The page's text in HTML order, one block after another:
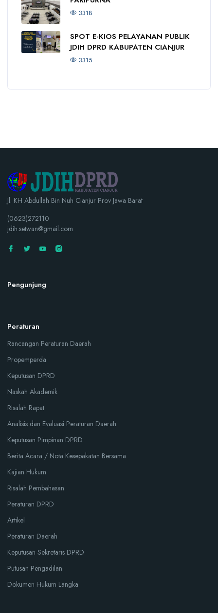
3318
SPOT E-KIOS PELAYANAN PUBLIK
JDIH DPRD KABUPATEN CIANJUR
3315
Jl. KH Abdullah Bin Nuh Cianjur Prov Jawa Barat
(0623)272110
jdih.setwan@gmail.com
Pengunjung
Peraturan
Rancangan Peraturan Daerah
Propemperda
Keputusan DPRD
Naskah Akademik
Risalah Rapat
Analisis dan Evaluasi Peraturan Daerah
Keputusan Pimpinan DPRD
Berita Acara / Nota Kesepakatan Bersama
Kajian Hukum
Risalah Pembahasan
Peraturan DPRD
Artikel
Peraturan Daerah
Keputusan Sekretaris DPRD
Putusan Pengadilan
Dokumen Hukum Langka